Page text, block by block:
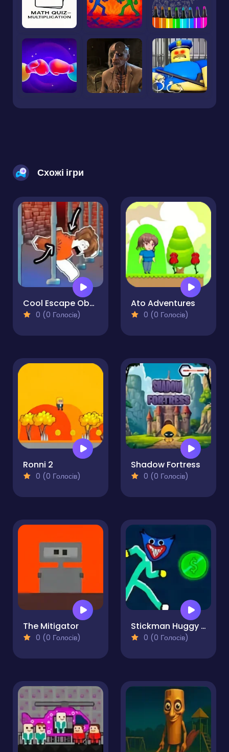
Схожі ігри
Cool Escape Obby Man
0 (0 Голосів)
Ato Adventures
0 (0 Голосів)
Ronni 2
0 (0 Голосів)
Shadow Fortress
0 (0 Голосів)
The Mitigator
0 (0 Голосів)
Stickman Huggy 456 Squid
0 (0 Голосів)